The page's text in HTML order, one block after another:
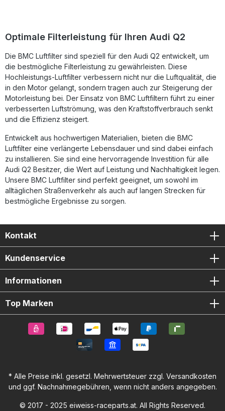
Zudem garantiert das Weichgummiformteil optimale
Dichtheit. Das Filtergewebe aus geölter Baumwolle sorgt
Schutz vor Schmutzpartikeln. Eine Epoxidbeschichtung
schützt den Filter dauerhaft vor Benzindämpfen und
Korrosion durch Feuchtigkeit. Mit dem BMC Performance
Luftfilter profitieren Sie von einer langlebigen,
wiederverwendbaren Lösung, die Leistung, Effizienz und
Schutz Ihres Motors auf höchstem Niveau unterstützt.
Erhöhter Luftdurchsatz und verbesserte Motorleistung
Innovative Full-Moulding-Technologie ohne Schweißnähte
Filterwirkung Epoxidbeschichtetes Legierungsgewebe für
Korrosionsschutz Langlebig und mehrfach
wiederverwendbar Lieferumfang: 1x BMC Performance
Luftfilter FB941/20 Montagehinweise
Optimale Filterleistung für Ihren Audi Q2
Die BMC Luftfilter sind speziell für den Audi Q2 entwickelt, um
die bestmögliche Filterleistung zu gewährleisten. Diese
Hochleistungs-Luftfilter verbessern nicht nur die Luftqualität, die
in den Motor gelangt, sondern tragen auch zur Steigerung der
Motorleistung bei. Der Einsatz von BMC Luftfiltern führt zu einer
verbesserten Luftströmung, was den Kraftstoffverbrauch senkt
und die Effizienz steigert.
Entwickelt aus hochwertigen Materialien, bieten die BMC
Luftfilter eine verlängerte Lebensdauer und sind dabei einfach
zu installieren. Sie sind eine hervorragende Investition für alle
Audi Q2 Besitzer, die Wert auf Leistung und Nachhaltigkeit legen.
Unsere BMC Luftfilter sind perfekt geeignet, um sowohl im
alltäglichen Straßenverkehr als auch auf langen Strecken für
bestmögliche Ergebnisse zu sorgen.
Kontakt
Kundenservice
Informationen
Top Marken
* Alle Preise inkl. gesetzl. Mehrwertsteuer zzgl. Versandkosten
und ggf. Nachnahmegebühren, wenn nicht anders angegeben.
© 2017 - 2025 eiweiss-raceparts.at. All Rights Reserved.